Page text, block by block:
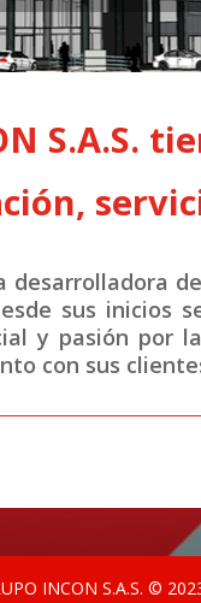
S.A.S.
desarrolladora
sus inicios
y pasión por
con sus
INCON S.A.S. ©